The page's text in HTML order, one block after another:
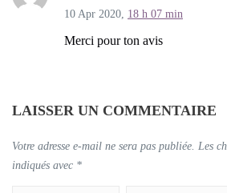
10 Apr 2020, 18 h 07 min
Merci pour ton avis
LAISSER UN COMMENTAIRE
Votre adresse e-mail ne sera pas publiée. Les
indiqués avec *